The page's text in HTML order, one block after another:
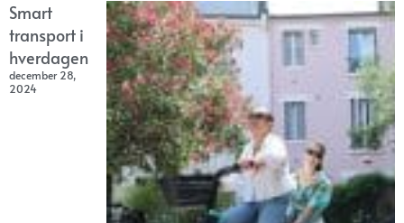
Smart
transport i
hverdagen
december 28,
2024